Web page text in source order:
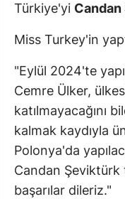
Türkiye'yi
Miss Turkey'in
"Eylül 2024'te
Cemre Ülker,
katılmayacağını
kalmak kaydıyla
Polonya'da
Candan Şeviktürk
başarılar dileriz."